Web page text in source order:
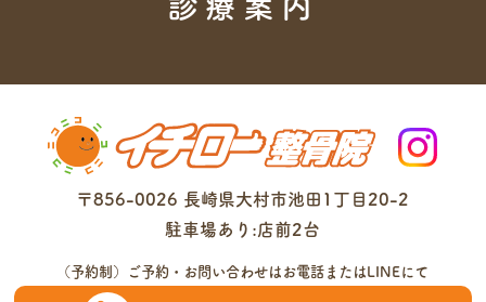
診療案内
〒856-0026 長崎県大村市池田1丁目20-2
駐車場あり:店前2台
（予約制）ご予約・お問い合わせはお電話またはLINEにて